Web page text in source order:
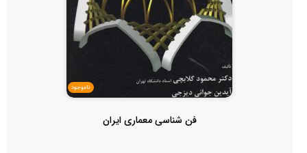
ناموجود
فن شناسی معماری ایران